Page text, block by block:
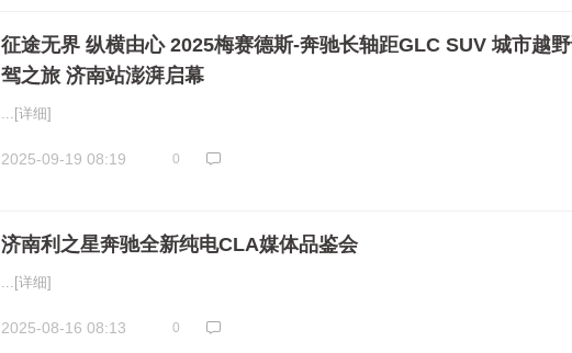
征途无界 纵横由心 2025梅赛德斯-奔驰长轴距GLC SUV 城市越
驾之旅 济南站澎湃启幕
... [详细]
2025-09-19 08:19 0
济南利之星奔驰全新纯电CLA媒体品鉴会
... [详细]
2025-08-16 08:13 0